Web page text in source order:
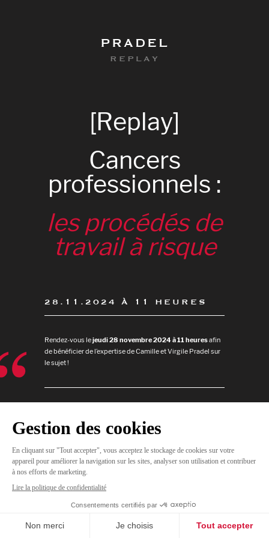
0
PRADEL
REPLAY
[Replay]
Cancers
professionnels :
les procédés de
travail à risque
JE
M'INSCRIS
28.11.2024 À 11 HEURES
Rendez-vous lejeudi 28 novembre2024 à 11 heuresafin
de bénéficier de l’expertise de Camille et Virgile Pradel sur
le sujet !